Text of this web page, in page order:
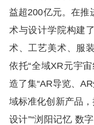
益超200亿元。在推
术与设计学院构建
术、工艺美术、服
依托“全域XR元宇
造了集“AR导览、
域标准化创新产品
设计”“浏阳记忆 数